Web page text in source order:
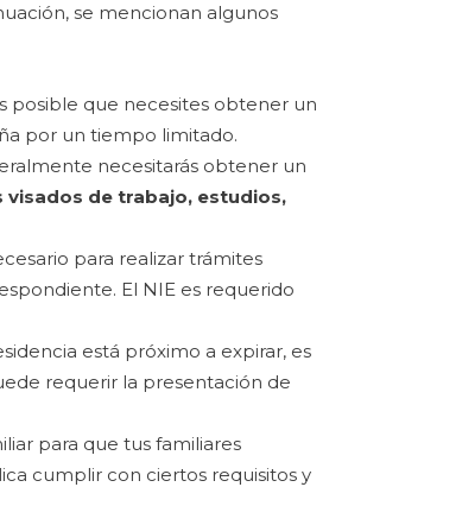
se mencionan algunos
posible que necesites obtener un
por un tiempo limitado.
necesitarás obtener un
visados de trabajo, estudios,
para realizar trámites
El NIE es requerido
está próximo a expirar, es
requerir la presentación de
para que tus familiares
cumplir con ciertos requisitos y